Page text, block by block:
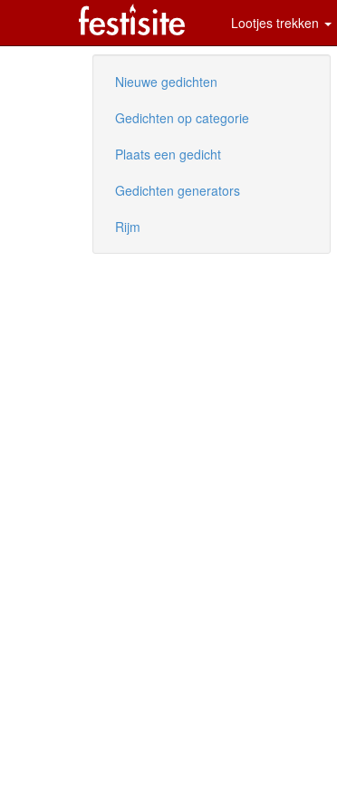
Lootjes trekken
Nieuwe gedichten
Gedichten op categorie
Plaats een gedicht
Gedichten generators
Rijm